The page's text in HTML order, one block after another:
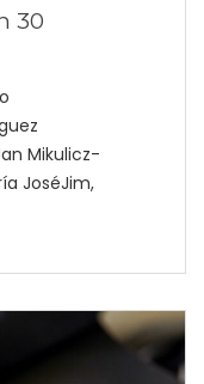
30
Mikulicz-
JoséJim,